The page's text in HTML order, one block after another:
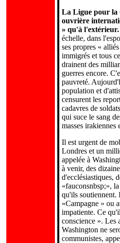
La Ligue pour la
ouvrière
» qu'à l'extérieur.
échelle, dans
ses propres «
immigrés et tous
drainent des
guerres encore.
pauvreté.
population et
censurent les
cadavres de
qui suce le sang
masses
Il est urgent de
Londres et un
appelée à
à venir, des
d'ecclésiastiques,
«fauconsnbsp;»,
qu'ils soutiennent.
«Campagne » ou
impatiente. Ce
conscience ». Les
Washington ne
communistes,